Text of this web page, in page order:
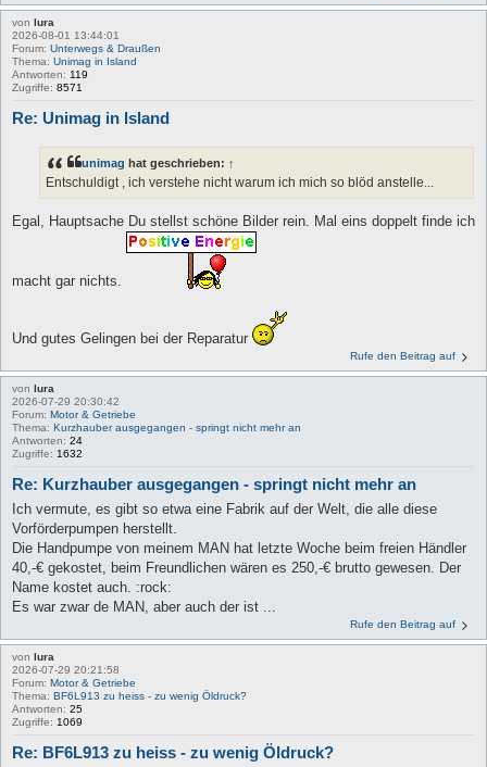
von lura
2026-08-01 13:44:01
Forum: Unterwegs & Draußen
Thema: Unimag in Island
Antworten: 119
Zugriffe: 8571
Re: Unimag in Island
unimag hat geschrieben: ↑
Entschuldigt , ich verstehe nicht warum ich mich so blöd anstelle...
Egal, Hauptsache Du stellst schöne Bilder rein. Mal eins doppelt finde ich
macht gar nichts.
Und gutes Gelingen bei der Reparatur
Rufe den Beitrag auf
von lura
2026-07-29 20:30:42
Forum: Motor & Getriebe
Thema: Kurzhauber ausgegangen - springt nicht mehr an
Antworten: 24
Zugriffe: 1632
Re: Kurzhauber ausgegangen - springt nicht mehr an
Ich vermute, es gibt so etwa eine Fabrik auf der Welt, die alle diese
Vorförderpumpen herstellt.
Die Handpumpe von meinem MAN hat letzte Woche beim freien Händler
40,-€ gekostet, beim Freundlichen wären es 250,-€ brutto gewesen. Der
Name kostet auch. :rock:
Es war zwar de MAN, aber auch der ist ...
Rufe den Beitrag auf
von lura
2026-07-29 20:21:58
Forum: Motor & Getriebe
Thema: BF6L913 zu heiss - zu wenig Öldruck?
Antworten: 25
Zugriffe: 1069
Re: BF6L913 zu heiss - zu wenig Öldruck?